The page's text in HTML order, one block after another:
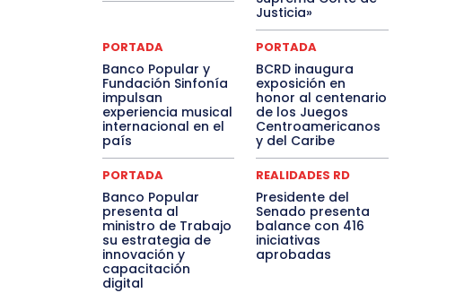
Justicia»
PORTADA
Banco Popular y
Fundación Sinfonía
impulsan
experiencia musical
internacional en el
país
PORTADA
BCRD inaugura
exposición en
honor al centenario
de los Juegos
Centroamericanos
y del Caribe
PORTADA
Banco Popular
presenta al
ministro de Trabajo
su estrategia de
innovación y
capacitación
digital
REALIDADES RD
Presidente del
Senado presenta
balance con 416
iniciativas
aprobadas